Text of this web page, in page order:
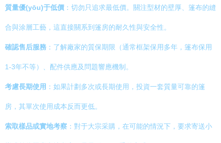
質量優(yōu)于低價 ：切勿只追求最低價。關注型材的壁厚、篷布的縫
合與涂層工藝，這直接關系到篷房的耐久性與安全性。
確認售后服務 ：了解廠家的質保期限（通常框架保用多年，篷布保用
1-3年不等）、配件供應及問題響應機制。
考慮長期使用 ：如果計劃多次或長期使用，投資一套質量可靠的篷
房，其單次使用成本反而更低。
索取樣品或實地考察 ：對于大宗采購，在可能的情況下，要求寄送小